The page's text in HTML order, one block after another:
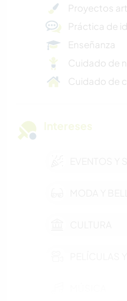
Proyectos
Práctica de
Enseñanza
Cuidado de
Cuidado de
Intereses